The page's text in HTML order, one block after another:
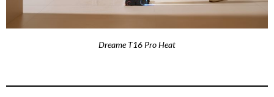
Dreame T16 Pro Heat